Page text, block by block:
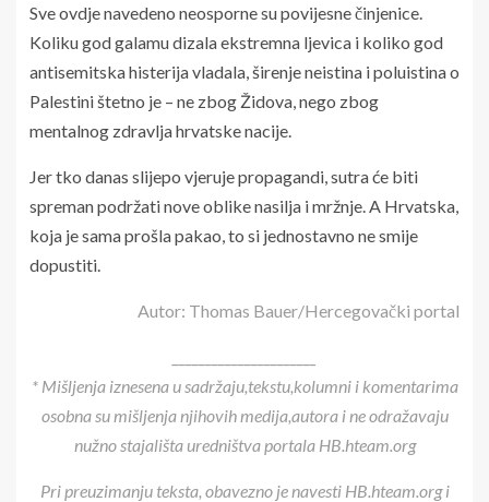
Sve ovdje navedeno neosporne su povijesne činjenice.
Koliku god galamu dizala ekstremna ljevica i koliko god
antisemitska histerija vladala, širenje neistina i poluistina o
Palestini štetno je – ne zbog Židova, nego zbog
mentalnog zdravlja hrvatske nacije.
Jer tko danas slijepo vjeruje propagandi, sutra će biti
spreman podržati nove oblike nasilja i mržnje. A Hrvatska,
koja je sama prošla pakao, to si jednostavno ne smije
dopustiti.
Autor: Thomas Bauer/Hercegovački portal
* Mišljenja iznesena u sadržaju,tekstu,kolumni i komentarima
osobna su mišljenja njihovih medija,autora i ne odražavaju
nužno stajališta uredništva portala HB.hteam.org
Pri preuzimanju teksta, obavezno je navesti HB.hteam.org i